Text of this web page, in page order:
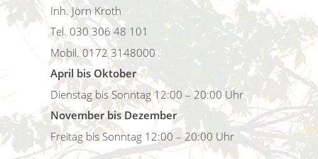
Inh. Jörn Kroth
Tel. 030 306 48 101
Mobil. 0172 3148000
April bis Oktober
Dienstag bis Sonntag 12:00 – 20:00 Uhr
November bis Dezember
Freitag bis Sonntag 12:00 – 20:00 Uhr